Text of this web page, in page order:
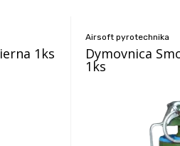
1ks
Airsoft pyrotechnika
Dymovnica
1ks